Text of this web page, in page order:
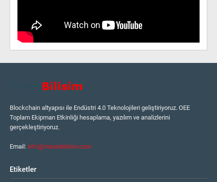
Blockchain altyapısı ile Endüstri 4.0 Teknolojileri geliştiriyoruz. OEE
Toplam Ekipman Etkinliği hesaplama, yazılım ve analizlerini
gerçekleştiriyoruz.
Email: info@mesebilisim.com
Etiketler